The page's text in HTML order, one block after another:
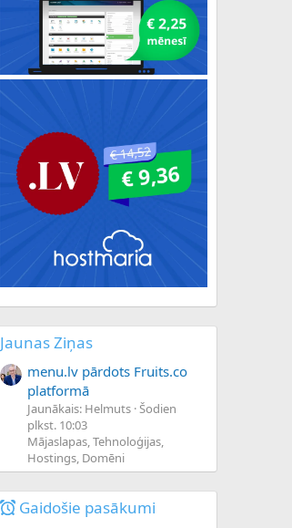
Jaunas Ziņas
menu.lv pārdots Fruits.co
platformā
Jaunākais: Helmuts Šodien
plkst. 10:03
Mājaslapas, Tehnoloģijas,
Hostings, Domēni
Gaidošie pasākumi